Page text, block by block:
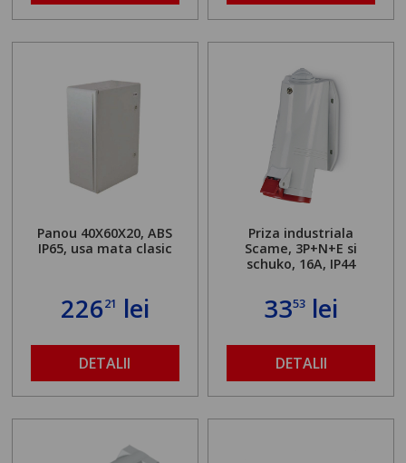
Panou 40X60X20, ABS
IP65, usa mata clasic
22621 lei
DETALII
Priza industriala
Scame, 3P+N+E si
schuko, 16A, IP44
3353 lei
DETALII